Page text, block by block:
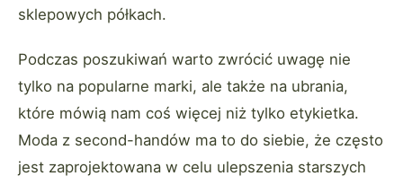
sklepowych półkach.
Podczas poszukiwań warto zwrócić uwagę nie
tylko na popularne marki, ale także na ubrania,
które mówią nam coś więcej niż tylko etykietka.
Moda z second-handów ma to do siebie, że często
jest zaprojektowana w celu ulepszenia starszych